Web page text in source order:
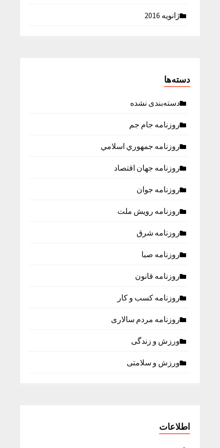
ژانویه 2016
دسته‌ها
دسته‌بندی نشده
روزنامه جام جم
روزنامه جمهوري اسلامي
روزنامه جهان اقتصاد
روزنامه جوان
روزنامه رویش ملت
روزنامه شرق
روزنامه صبا
روزنامه قانون
روزنامه كسب و كار
روزنامه مردم سالاری
ورزش و زندگی
ورزش و سلامتی
اطلاعات